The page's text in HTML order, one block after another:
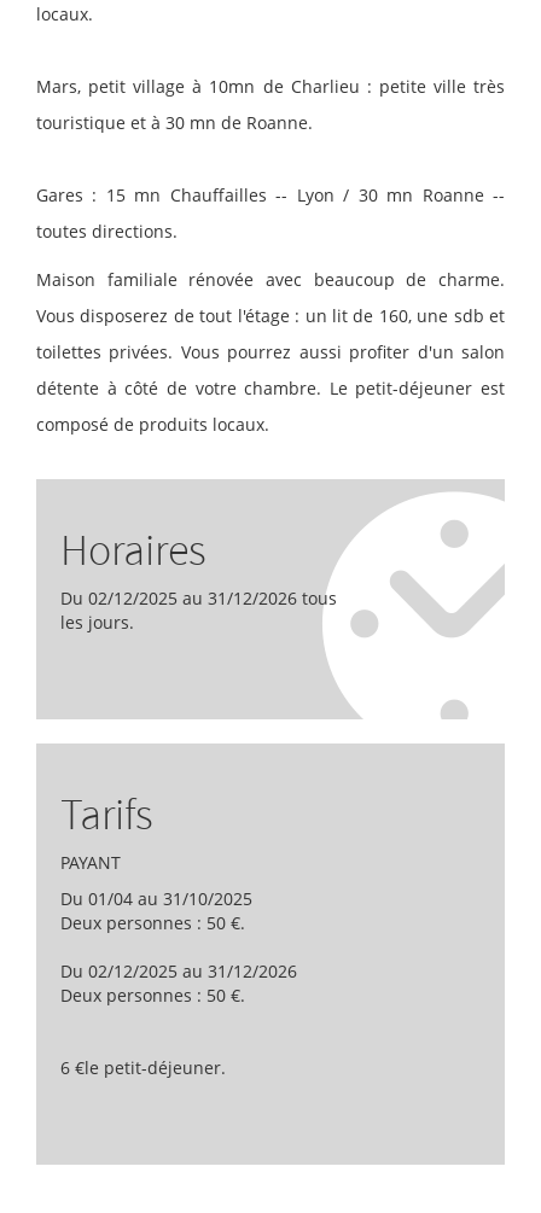
locaux.
Mars, petit village à 10mn de Charlieu : petite ville très
touristique et à 30 mn de Roanne.
Gares : 15 mn Chauffailles -- Lyon / 30 mn Roanne --
toutes directions.
Maison familiale rénovée avec beaucoup de charme.
Vous disposerez de tout l'étage : un lit de 160, une sdb et
toilettes privées. Vous pourrez aussi profiter d'un salon
détente à côté de votre chambre. Le petit-déjeuner est
composé de produits locaux.
Horaires
Du 02/12/2025 au 31/12/2026 tous
les jours.
Tarifs
PAYANT
Du 01/04 au 31/10/2025
Deux personnes : 50 €.
Du 02/12/2025 au 31/12/2026
Deux personnes : 50 €.
6 €le petit-déjeuner.